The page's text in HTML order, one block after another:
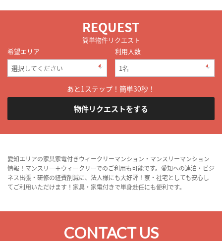
REQUEST
簡単物件リクエスト
希望エリア
利用人数
あと1ステップ！簡単30秒！
物件リクエストをする
愛知エリアの家具家電付きウィークリーマンション・マンスリーマンション
情報！マンスリー＋ウィークリーでのご利用も可能です。愛知への連泊・ビジ
ネス出張・研修の経費削減に、法人様にも大好評！寮・社宅としても安心し
てご利用いただけます！家具・家電付きで単身赴任にも便利です。
CONTACT US